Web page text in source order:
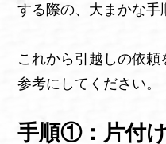
する際の、大まかな手
これから引越しの依
参考にしてください。
手順①：片付